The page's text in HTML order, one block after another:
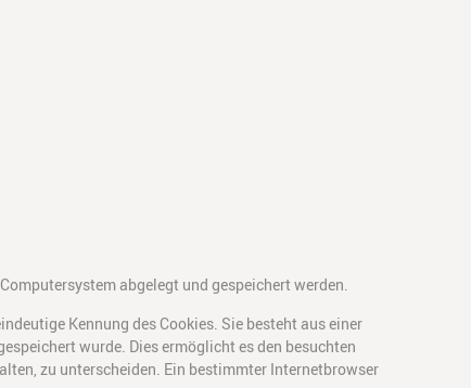
abgelegt und gespeichert werden.
Kennung des Cookies. Sie besteht aus einer
wurde. Dies ermöglicht es den besuchten
zu unterscheiden. Ein bestimmter Internetbrowser